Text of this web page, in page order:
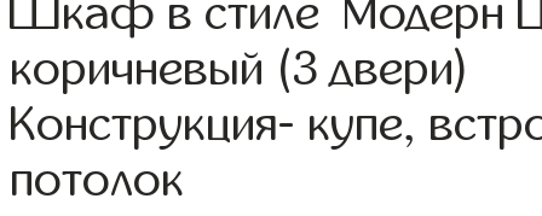
Шкаф в стиле Модерн
коричневый (3 двери)
Конструкция- купе,
потолок